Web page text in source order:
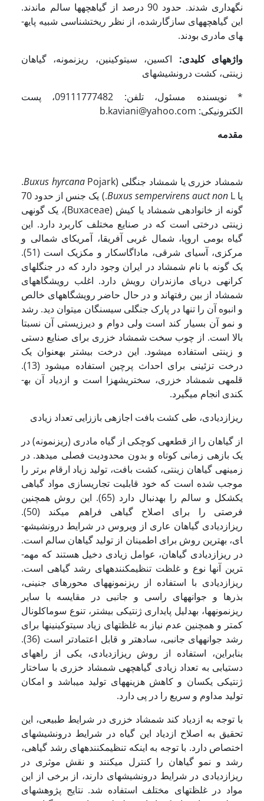
نگهداری شدند. حدود 90 درصد از گیاهچه­ها سالم ماندند.
این گیاهچه­های سازگارشده، از نظر ریخت­شناسی شبیه پایه­
های مادری بودند.
واژه­های کلیدی: اکسین، سیتوکینین، ریزنمونه، گیاهان
زینتی، کشت درون­شیشه­ای
* نویسنده مسئول، تلفن: 09111777482، پست
الکترونیکی: b.kaviani@yahoo.com
مقدمه
شمشاد خزری یا شمشاد جنگلی ( Buxus hyrcana
Pojark.
یا Buxus sempervirens auct non
L.) یک جنس از حدود 70
گونه از خانواده­ی شمشاد یا کیش (Buxaceae)، یک گونه­ی
زینتی درختی است که در صنایع مختلف کاربرد دارد. این
گیاه بومی اروپا، شمال غربی آفریقا، آمریکای شمالی و
مرکزی، آسیای شرقی، ماداگاسکار و مکزیک است (51).
یک گونه با نام شمشاد در ایران وجود دارد که در جنگل­های
کرانه­ی دریای مازندران رویش دارد. اغلب رویشگاه­های
شمشاد از بین رفته­اند و در حال حاضر رویشگاه­های خالص
و انبوه آن را تنها در پارک جنگلی سی­سنگان می­توان دید. رشد
و نمو آن بسیار کند است ولی دوام و دیرزیستی آن نسبتا
بالا است. از چوب سخت شمشاد خزری برای صنایع دستی
و زینتی استفاده می­شود. این درخت بیشتر به­عنوان یک
درخت تزئینی برای احداث پرچین استفاده می­شود (13).
قلمه­ی شمشاد خزری، سخت­ریشه­زا است و ازدیاد آن به­
کندی انجام می­گیرد.
ریزازدیادی، طی کشت بافت اجازه­ی باززایی تعداد زیادی
از گیاهان را از قطعه­ی کوچکی از گیاه مادری (ریزنمونه) در
یک بازه­ی زمانی کوتاه و بدون محدودیت فصلی می­دهد. در
زمینه­ی گیاهان زینتی، کشت بافت، تولید زیاد ارقام برتر را
موجب شده است که خود قابلیت تجاری­سازی مواد گیاهی
یک­شکل و سالم را به­دنبال دارد (65). این روش همچنین
فرصتی را برای اصلاح گیاهی فراهم می­کند (50).
ریزازدیادی گیاهان عاری از ویروس در شرایط درون­شیشه­
ای، بهترین روش برای اطمینان از تولید گیاهان سالم است.
در ریزازدیادی گیاهان، عوامل زیادی دخیل هستند که مهم­
ترین آنها نوع و غلظت تنظیم­کننده­های رشد گیاهی است.
ریزازدیادی با استفاده از ریزنمونه­های محورهای جنینی،
بذرها و جوانه­های راسی و جانبی در مقایسه با سایر
ریزنمونه­ها، به­دلیل پایداری ژنتیکی بیشتر، تنوع سوماکلونال
کمتر و همچنین عدم نیاز به غلظت­های زیاد سیتوکینین­ها برای
رشد جوانه­های جانبی، ساده­تر و قابل اعتمادتر است (36).
بنابراین، استفاده از روش ریزازدیادی، یکی از راه­های
دستیابی به تعداد زیادی گیاهچه­ی شمشاد خزری با ساختار
ژنتیکی یکسان و کاهش هزینه­های تولید می­باشد و امکان
تولید مداوم و سریع را در پی دارد.
با توجه به ازدیاد کند شمشاد خزری در شرایط طبیعی، این
تحقیق به اصلاح ازدیاد این گیاه در شرایط درون­شیشه­ای
اختصاص دارد. با توجه به اینکه تنظیم­کننده­های رشد گیاهی،
رشد و نمو گیاهان را کنترل می­کنند و نقش موثری در
ریزازدیادی در شرایط درون­شیشه­ای دارند، از برخی از این
مواد در غلظت­های مختلف استفاده شد. نتایج پژوهش­های